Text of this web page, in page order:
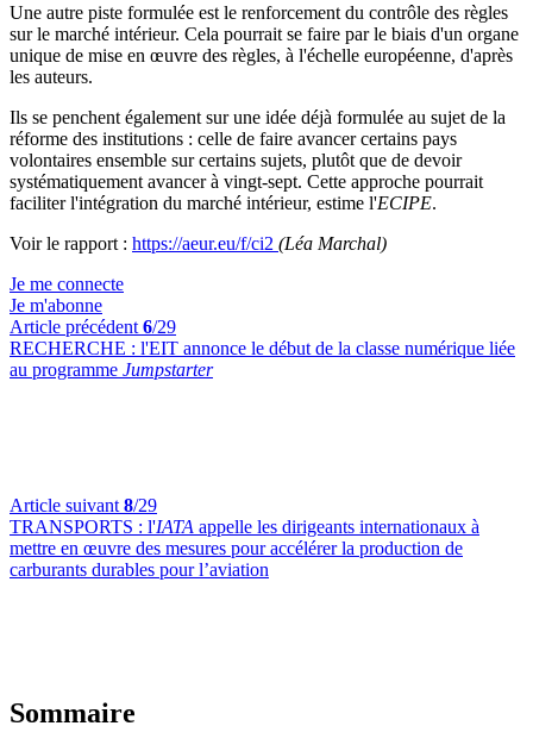
Une autre piste formulée est le renforcement du contrôle des règles
sur le marché intérieur. Cela pourrait se faire par le biais d'un organe
unique de mise en œuvre des règles, à l'échelle européenne, d'après
les auteurs.
Ils se penchent également sur une idée déjà formulée au sujet de la
réforme des institutions : celle de faire avancer certains pays
volontaires ensemble sur certains sujets, plutôt que de devoir
systématiquement avancer à vingt-sept. Cette approche pourrait
faciliter l'intégration du marché intérieur, estime l'ECIPE.
Voir le rapport : https://aeur.eu/f/ci2 (Léa Marchal)
Je me connecte
Je m'abonne
Article précédent 6/29
RECHERCHE : l'EIT annonce le début de la classe numérique liée
au programme Jumpstarter
Article suivant 8/29
TRANSPORTS : l'IATA appelle les dirigeants internationaux à
mettre en œuvre des mesures pour accélérer la production de
carburants durables pour l’aviation
Sommaire